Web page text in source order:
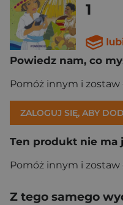
1
Powiedz nam, co
Pomóż innym i zostaw
ZALOGUJ SIĘ, ABY
Ten produkt nie ma
Pomóż innym i zostaw
Z tego samego